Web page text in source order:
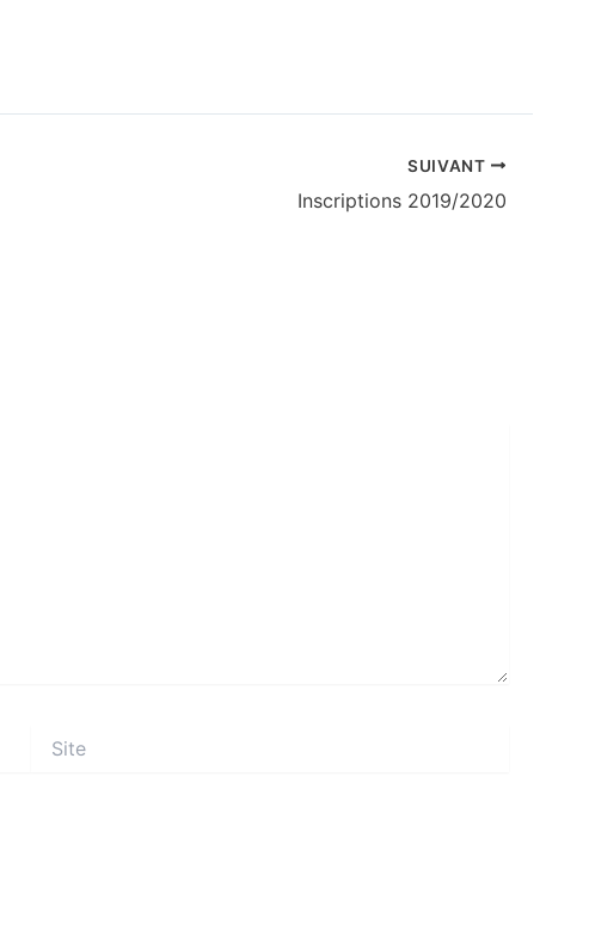
SUIVANT
Inscriptions 2019/2020